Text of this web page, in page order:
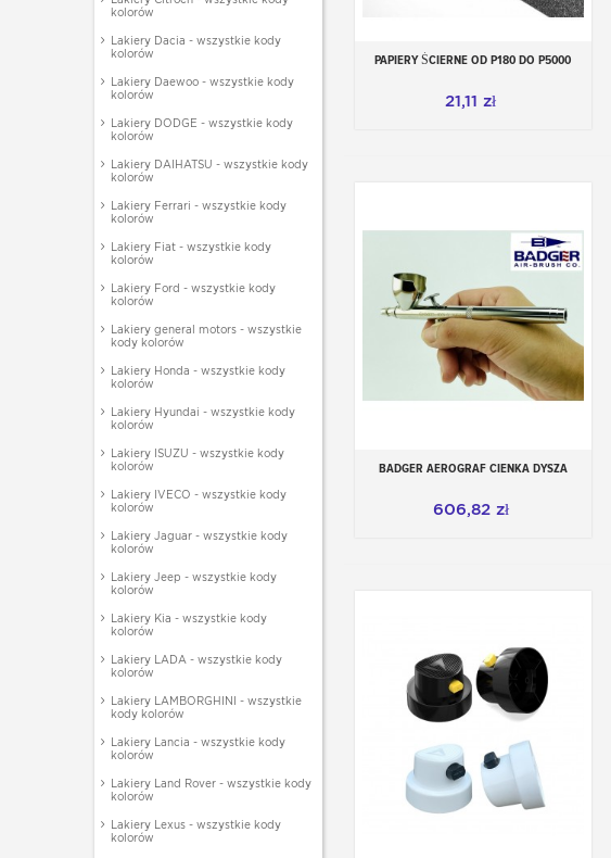
kolorów
Lakiery Dacia - wszystkie kody
kolorów
Lakiery Daewoo - wszystkie kody
kolorów
Lakiery DODGE - wszystkie kody
kolorów
Lakiery DAIHATSU - wszystkie kody
kolorów
Lakiery Ferrari - wszystkie kody
kolorów
Lakiery Fiat - wszystkie kody
kolorów
Lakiery Ford - wszystkie kody
kolorów
Lakiery general motors - wszystkie
kody kolorów
Lakiery Honda - wszystkie kody
kolorów
Lakiery Hyundai - wszystkie kody
kolorów
Lakiery ISUZU - wszystkie kody
kolorów
Lakiery IVECO - wszystkie kody
kolorów
Lakiery Jaguar - wszystkie kody
kolorów
Lakiery Jeep - wszystkie kody
kolorów
Lakiery Kia - wszystkie kody
kolorów
Lakiery LADA - wszystkie kody
kolorów
Lakiery LAMBORGHINI - wszystkie
kody kolorów
Lakiery Lancia - wszystkie kody
kolorów
Lakiery Land Rover - wszystkie kody
kolorów
Lakiery Lexus - wszystkie kody
kolorów
Dodaj do koszyka
PAPIERY ŚCIERNE OD P180 DO P5000
21,11 zł
Dodaj do koszyka
BADGER AEROGRAF CIENKA DYSZA
606,82 zł